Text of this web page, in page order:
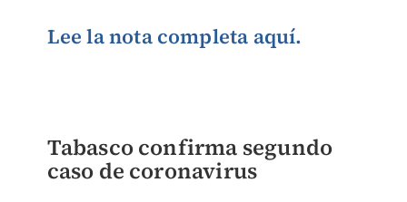
Lee la nota completa aquí.
Tabasco confirma segundo
caso de coronavirus